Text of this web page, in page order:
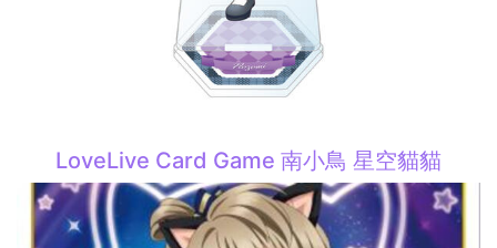
LoveLive Card Game 南小鳥 星空貓貓